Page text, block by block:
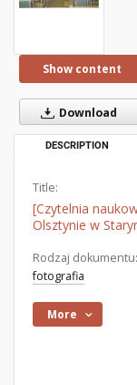
Show content
Download
DESCRIPTION
Title:
[Czytelnia
Olsztynie w
Rodzaj dokumentu:
fotografia
More